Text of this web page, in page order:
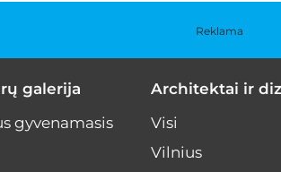
Reklama
galerija
gyvenamasis
Architektai ir
Visi
Vilnius